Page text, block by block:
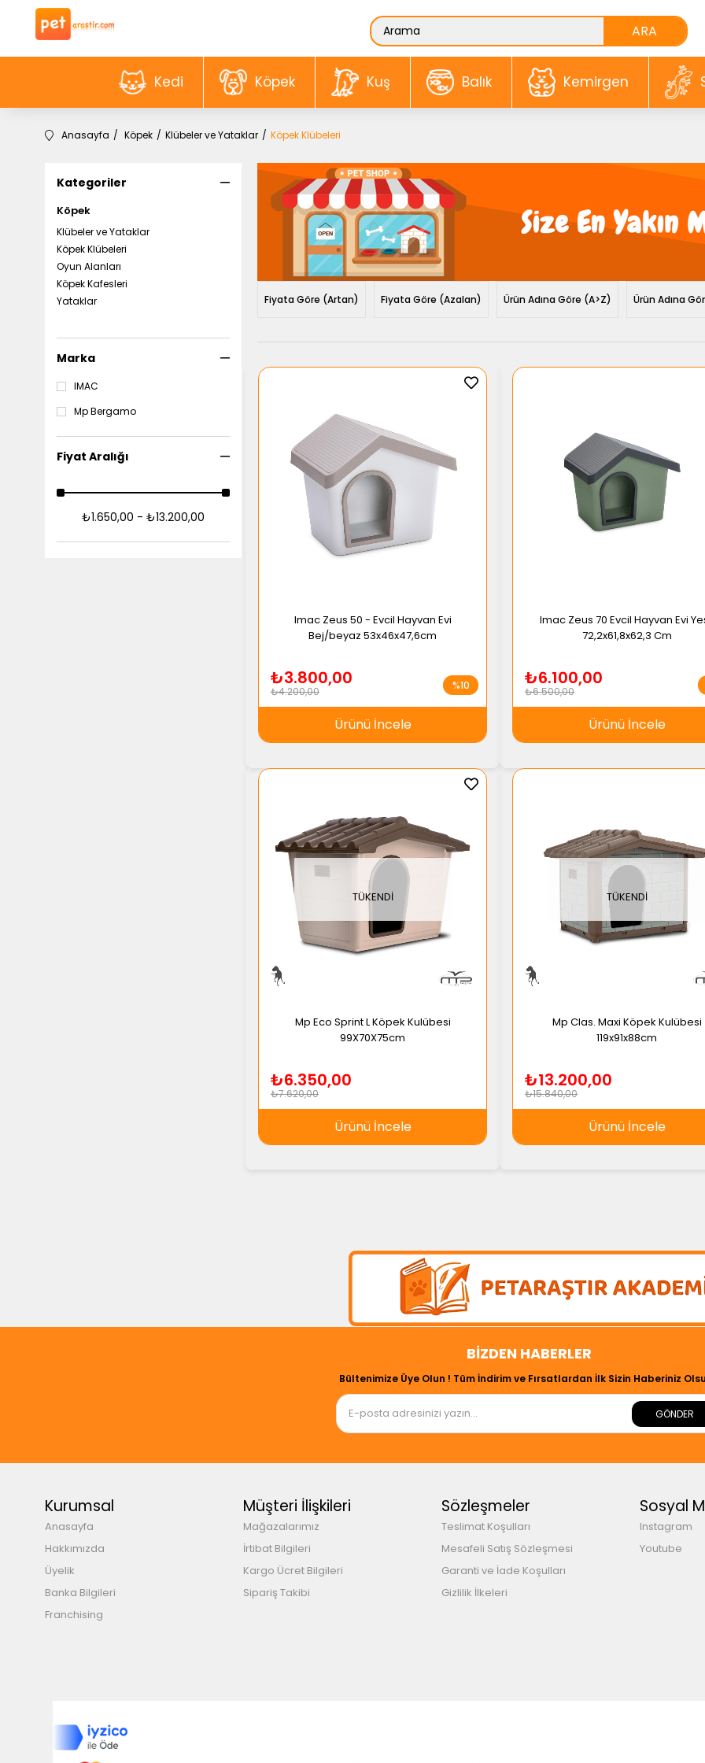
Kedi Köpek Kuş Balık Kemirgen
Anasayfa Köpek Klübeler ve Yataklar Köpek Klübeleri
Kategoriler
Köpek
Klübeler ve Yataklar
Köpek Klübeleri
Oyun Alanları
Köpek Kafesleri
Yataklar
Marka
IMAC
Mp Bergamo
Fiyat Aralığı
₺1.650,00 - ₺13.200,00
Fiyata Göre (Artan) Fiyata Göre (Azalan) Ürün Adına Göre (A>Z) Ürün Adına
Imac Zeus 50 - Evcil Hayvan Evi
Bej/beyaz 53x46x47,6cm
₺3.800,00
₺4.200,00
Ürünü İncele
%10
Imac Zeus 70 Evcil Hayvan Evi
72,2x61,8x62,3 Cm
₺6.100,00
₺6.500,00
Ürünü İncele
TÜKENDI
Mp Eco Sprint L Köpek Kulübesi
99X70X75cm
₺6.350,00
₺7.620,00
Ürünü İncele
TÜKENDI
Mp Clas. Maxi Köpek Kulübesi
119x91x88cm
₺13.200,00
₺15.840,00
Ürünü İncele
BIZDEN HABERLER
Bültenimize Üye Olun ! Tüm İndirim ve Fırsatlardan İlk Sizin Haberiniz
GÖNDER
Kurumsal
Anasayfa
Hakkımızda
Üyelik
Banka Bilgileri
Franchising
Müşteri İlişkileri
Mağazalarımız
İrtibat Bilgileri
Kargo Ücret Bilgileri
Sipariş Takibi
Sözleşmeler
Teslimat Koşulları
Mesafeli Satış Sözleşmesi
Garanti ve İade Koşulları
Gizlilik İlkeleri
Sosyal
Instagram
Youtube